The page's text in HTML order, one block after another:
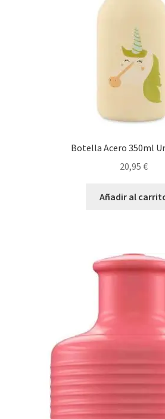
Botella Acero 350ml
20,95 €
Añadir al